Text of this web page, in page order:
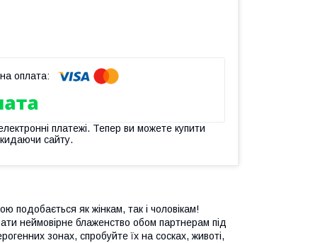
платежі. Тепер ви можете купити
сайту.
подобається як жінкам, так і чоловікам!
неймовірне блаженство обом партнерам під
зонах, спробуйте їх на сосках, животі,